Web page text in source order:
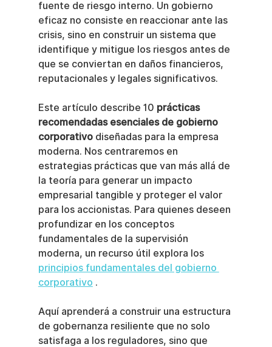
fuente de riesgo interno. Un gobierno
eficaz no consiste en reaccionar ante las
crisis, sino en construir un sistema que
identifique y mitigue los riesgos antes de
que se conviertan en daños financieros,
reputacionales y legales significativos.
Este artículo describe 10 prácticas
recomendadas esenciales de gobierno
corporativo diseñadas para la empresa
moderna. Nos centraremos en
estrategias prácticas que van más allá de
la teoría para generar un impacto
empresarial tangible y proteger el valor
para los accionistas. Para quienes deseen
profundizar en los conceptos
fundamentales de la supervisión
moderna, un recurso útil explora los
principios fundamentales del gobierno
corporativo .
Aquí aprenderá a construir una estructura
de gobernanza resiliente que no solo
satisfaga a los reguladores, sino que